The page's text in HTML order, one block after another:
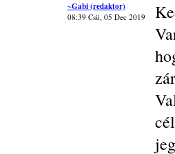
~Gabi (redaktor)
08:39 Csü, 05 Dec 2019